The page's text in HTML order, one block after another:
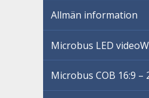
Allmän information
Microbus LED
Microbus COB 16:9 –